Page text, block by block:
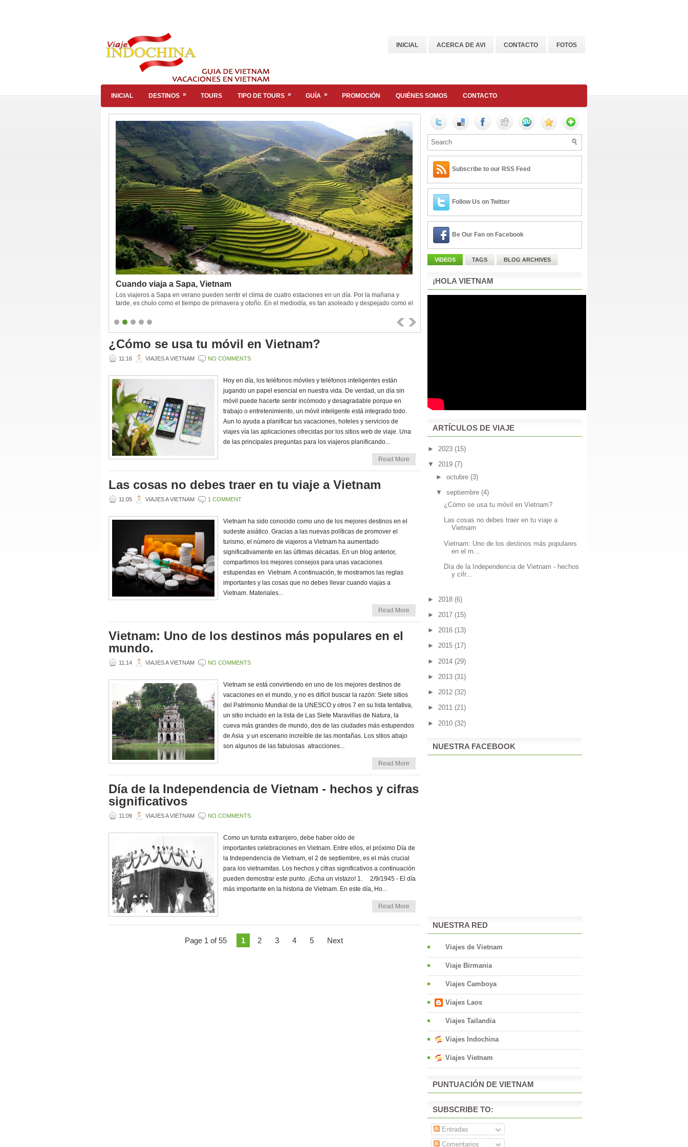
INICIAL ACERCA DE AVI CONTACTO FOTOS
INICIAL DESTINOS » TOURS TIPO DE TOURS » GUÍA » PROMOCIÓN QUIÉNES SOMOS CONTACTO
Cuando viaja a Sapa, Vietnam
Los viajeros a Sapa en verano pueden sentir el clima de cuatro estaciones en un día. Por la mañana y
tarde, es chulo como el tiempo de primavera y otoño. En el mediodía, es tan asoleado y despejado como el
¿Cómo se usa tu móvil en Vietnam?
11:16 VIAJES A VIETNAM NO COMMENTS
Hoy en día, los teléfonos móviles y teléfonos inteligentes están
jugando un papel esencial en nuestra vida. De verdad, un día sin
móvil puede hacerte sentir incómodo y desagradable porque en
trabajo o entretenimiento, un móvil inteligente está integrado todo.
Aun lo ayuda a planificar tus vacaciones, hoteles y servicios de
viajes vía las aplicaciones ofrecidas por los sitios web de viaje. Una
de las principales preguntas para los viajeros planificando...
Read More
Las cosas no debes traer en tu viaje a Vietnam
11:05 VIAJES A VIETNAM 1 COMMENT
Vietnam ha sido conocido como uno de los mejores destinos en el
sudeste asiático. Gracias a las nuevas políticas de promover el
turismo, el número de viajeros a Vietnam ha aumentado
significativamente en las últimas décadas. En un blog anterior,
compartimos los mejores consejos para unas vacaciones
estupendas en Vietnam. A continuación, te mostramos las reglas
importantes y las cosas que no debes llevar cuando viajas a
Vietnam. Materiales...
Read More
Vietnam: Uno de los destinos más populares en el
mundo.
11:14 VIAJES A VIETNAM NO COMMENTS
Vietnam se está convirtiendo en uno de los mejores destinos de
vacaciones en el mundo, y no es difícil buscar la razón: Siete sitios
del Patrimonio Mundial de la UNESCO y otros 7 en su lista tentativa,
un sitio incluido en la lista de Las Siete Maravillas de Natura, la
cueva más grandes de mundo, dos de las ciudades más estupendos
de Asia y un escenario increíble de las montañas. Los sitios abajo
son algunos de las fabulosas atracciones...
Read More
Día de la Independencia de Vietnam - hechos y cifras
significativos
11:09 VIAJES A VIETNAM NO COMMENTS
Como un turista extranjero, debe haber oído de
importantes celebraciones en Vietnam. Entre ellos, el próximo Día de
la Independencia de Vietnam, el 2 de septiembre, es el más crucial
para los vietnamitas. Los hechos y cifras significativos a continuación
pueden demostrar este punto. ¡Echa un vistazo! 1. 2/9/1945 - El día
más importante en la historia de Vietnam. En este día, Ho...
Read More
Page 1 of 55 1 2 3 4 5 Next
Subscribe to our RSS Feed
Follow Us on Twitter
Be Our Fan on Facebook
VIDEOS TAGS BLOG ARCHIVES
¡HOLA VIETNAM
ARTÍCULOS DE VIAJE
► 2023 (15)
▼ 2019 (7)
► octubre (3)
▼ septiembre (4)
¿Cómo se usa tu móvil en Vietnam?
Las cosas no debes traer en tu viaje a
Vietnam
Vietnam: Uno de los destinos más populares
en el m...
Día de la Independencia de Vietnam - hechos
y cifr...
► 2018 (6)
► 2017 (15)
► 2016 (13)
► 2015 (17)
► 2014 (29)
► 2013 (31)
► 2012 (32)
► 2011 (21)
► 2010 (32)
NUESTRA FACEBOOK
NUESTRA RED
Viajes de Vietnam
Viaje Birmania
Viajes Camboya
Viajes Laos
Viajes Tailandia
Viajes Indochina
Viajes Vietnam
PUNTUACIÓN DE VIETNAM
SUBSCRIBE TO:
Entradas
Comentarios